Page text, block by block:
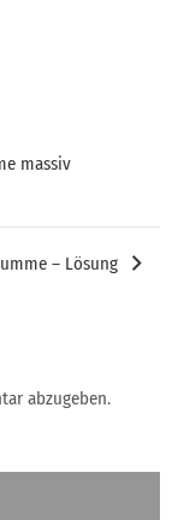
massiv
– Lösung
abzugeben.